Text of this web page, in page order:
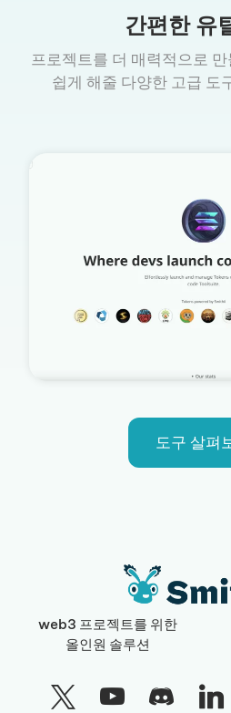
간편한 유
프로젝트를 더 매력적으로
쉽게 해줄 다양한 고급 도
도구 살펴
web3 프로젝트를 위한
올인원 솔루션